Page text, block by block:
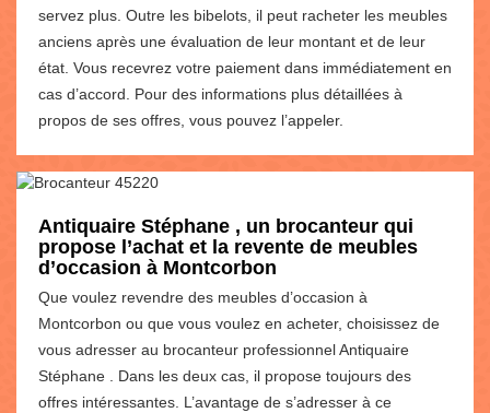
servez plus. Outre les bibelots, il peut racheter les meubles
anciens après une évaluation de leur montant et de leur
état. Vous recevrez votre paiement dans immédiatement en
cas d’accord. Pour des informations plus détaillées à
propos de ses offres, vous pouvez l’appeler.
Antiquaire Stéphane , un brocanteur qui
propose l’achat et la revente de meubles
d’occasion à Montcorbon
Que voulez revendre des meubles d’occasion à
Montcorbon ou que vous voulez en acheter, choisissez de
vous adresser au brocanteur professionnel Antiquaire
Stéphane . Dans les deux cas, il propose toujours des
offres intéressantes. L’avantage de s’adresser à ce